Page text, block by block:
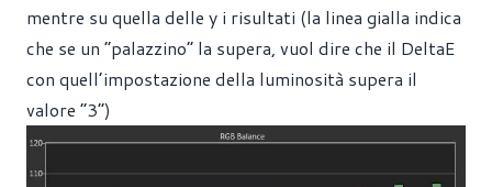
mentre su quella delle y i risultati (la linea gialla indica
che se un “palazzino” la supera, vuol dire che il DeltaE
con quell’impostazione della luminosità supera il
valore “3”)